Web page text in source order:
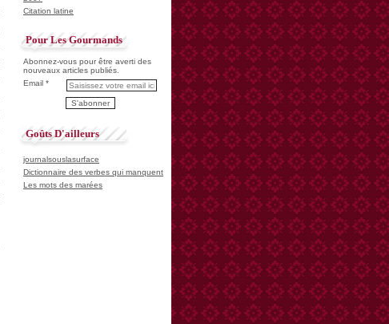
Citation latine
Pour Les Gourmands
Abonnez-vous pour être averti des
nouveaux articles publiés.
Email
Goûts D'ailleurs
journalsouslasurface
Dictionnaire des verbes qui manquent
Les mots des marées